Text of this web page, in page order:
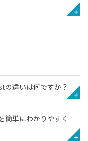
違いは何ですか？
簡単にわかりやすく